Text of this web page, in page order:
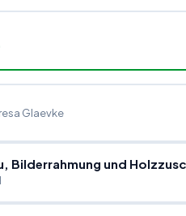
Glaevke
Bilderrahmung und